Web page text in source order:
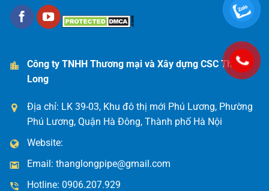
Công ty TNHH Thương mại và Xây dựng CSC Thăng
Long
Địa chỉ: LK 39-03, Khu đô thị mới Phú Lương, Phường
Phú Lương, Quận Hà Đông, Thành phố Hà Nội
Website:
Email: thanglongpipe@gmail.com
Hotline: 0906.207.929